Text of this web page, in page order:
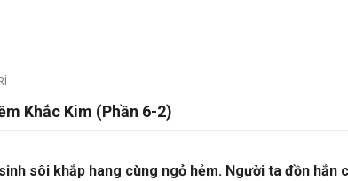
Khắc Kim (Phần 6-2)
sôi khắp hang cùng ngỏ hẻm. Người ta đồn hắn